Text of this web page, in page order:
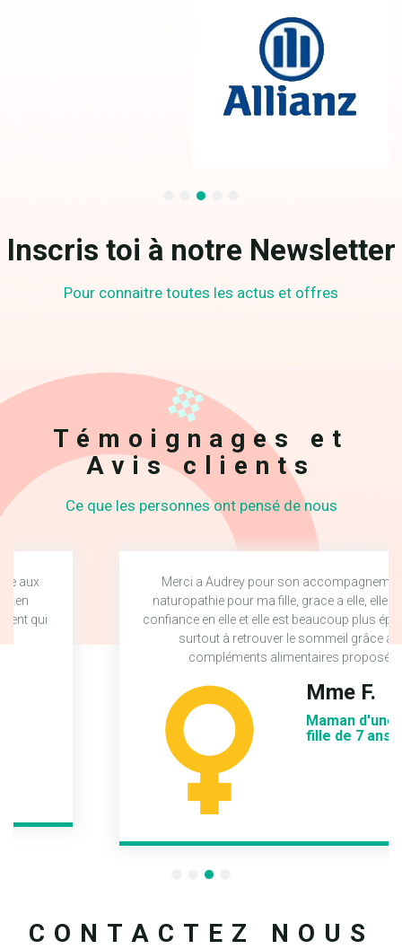
Inscris toi à notre Newsletter
Pour connaitre toutes les actus et offres
Témoignages et
Avis clients
Ce que les personnes ont pensé de nous
Merci a Audrey pour son accompagnement en
naturopathie pour ma fille, grace a elle, elle a repris
confiance en elle et elle est beaucoup plus épanouie et
surtout à retrouver le sommeil grâce aux
compléments alimentaires proposés
Mme F.
Maman d'une petite
fille de 7 ans
CONTACTEZ NOUS